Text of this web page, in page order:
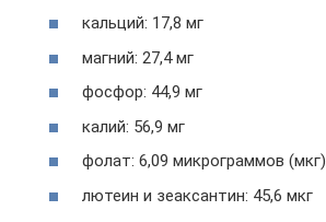
кальций: 17,8 мг
магний: 27,4 мг
фосфор: 44,9 мг
калий: 56,9 мг
фолат: 6,09 микрограммов (мкг)
лютеин и зеаксантин: 45,6 мкг